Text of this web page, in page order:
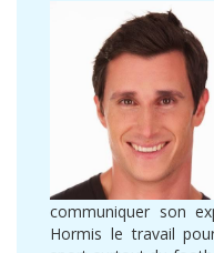
communiquer son
Hormis le travail